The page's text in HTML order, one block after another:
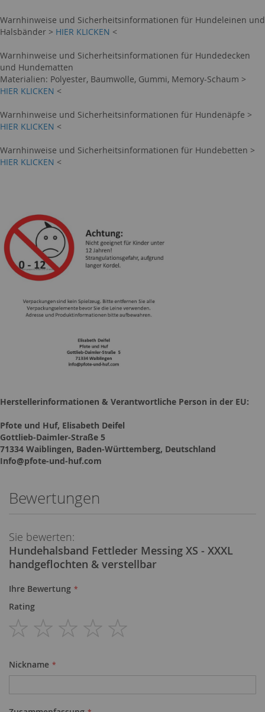
Warnhinweise und Sicherheitsinformationen für Hundeleinen und
Halsbänder > HIER KLICKEN <
Warnhinweise und Sicherheitsinformationen für Hundedecken
und Hundematten
Materialien: Polyester, Baumwolle, Gummi, Memory-Schaum >
HIER KLICKEN <
Warnhinweise und Sicherheitsinformationen für Hundenäpfe >
HIER KLICKEN <
Warnhinweise und Sicherheitsinformationen für Hundebetten >
HIER KLICKEN <
Herstellerinformationen & Verantwortliche Person in der EU:
Pfote und Huf, Elisabeth Deifel
Gottlieb-Daimler-Straße 5
71334 Waiblingen, Baden-Württemberg, Deutschland
Info@pfote-und-huf.com
Bewertungen
Sie bewerten:
Hundehalsband Fettleder Messing XS - XXXL
handgeflochten & verstellbar
Ihre Bewertung
Rating
Nickname